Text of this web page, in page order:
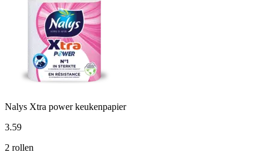
Nalys Xtra power keukenpapier
3.59
2 rollen